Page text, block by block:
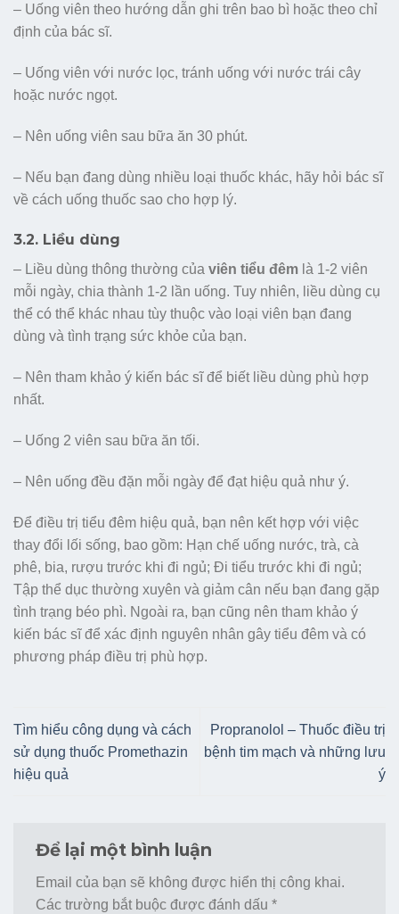
– Uống viên theo hướng dẫn ghi trên bao bì hoặc theo chỉ
định của bác sĩ.
– Uống viên với nước lọc, tránh uống với nước trái cây
hoặc nước ngọt.
– Nên uống viên sau bữa ăn 30 phút.
– Nếu bạn đang dùng nhiều loại thuốc khác, hãy hỏi bác sĩ
về cách uống thuốc sao cho hợp lý.
3.2. Liều dùng
– Liều dùng thông thường của viên tiểu đêm là 1-2 viên
mỗi ngày, chia thành 1-2 lần uống. Tuy nhiên, liều dùng cụ
thể có thể khác nhau tùy thuộc vào loại viên bạn đang
dùng và tình trạng sức khỏe của bạn.
– Nên tham khảo ý kiến bác sĩ để biết liều dùng phù hợp
nhất.
– Uống 2 viên sau bữa ăn tối.
– Nên uống đều đặn mỗi ngày để đạt hiệu quả như ý.
Để điều trị tiểu đêm hiệu quả, bạn nên kết hợp với việc
thay đổi lối sống, bao gồm: Hạn chế uống nước, trà, cà
phê, bia, rượu trước khi đi ngủ; Đi tiểu trước khi đi ngủ;
Tập thể dục thường xuyên và giảm cân nếu bạn đang gặp
tình trạng béo phì. Ngoài ra, bạn cũng nên tham khảo ý
kiến bác sĩ để xác định nguyên nhân gây tiểu đêm và có
phương pháp điều trị phù hợp.
Tìm hiểu công dụng và cách
sử dụng thuốc Promethazin
hiệu quả
Propranolol – Thuốc điều trị
bệnh tim mạch và những lưu
ý
Để lại một bình luận
Email của bạn sẽ không được hiển thị công khai.
Các trường bắt buộc được đánh dấu *